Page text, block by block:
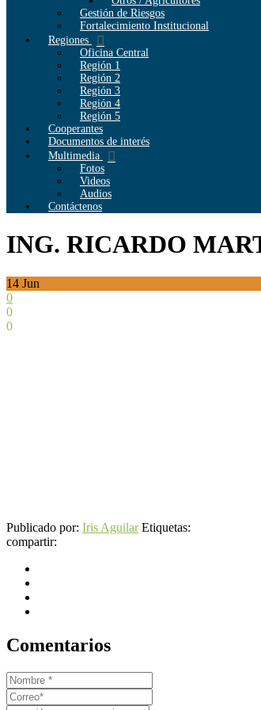
Gestión de Riesgos
Fortalecimiento Institucional
Regiones
Oficina Central
Región 1
Región 2
Región 3
Región 4
Región 5
Cooperantes
Documentos de interés
Multimedia
Fotos
Videos
Audios
Contáctenos
ING. RICARDO
14 Jun
0
0
0
Publicado por: Iris Aguilar Etiquetas:
compartir:
Comentarios